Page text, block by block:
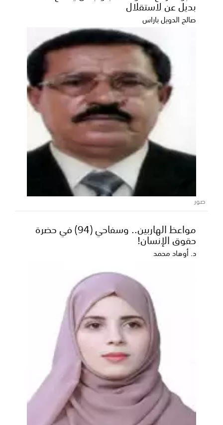
الرائدة عالميًا في مجال التكنولوجيا، عن ا...
الذهب يواصل مكاسبه مع إقبال عليه بفضل
واصلت أسعار الذهب ارتفاعها اليوم الثلاثاء مدفوعة بزيادة
الطلب على الملاذ الآمن بعد أن فرض الرئيس الأ...
بديل عن لاستقلال
صالح الدويل باراس
صور
مواعظ الهاربين.. وسفاحي (94) في حضرة
حقوق الإنسان!
د. أوهاد محمد